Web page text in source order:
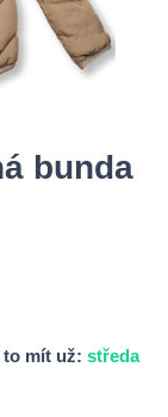
bunda
to mít už: středa